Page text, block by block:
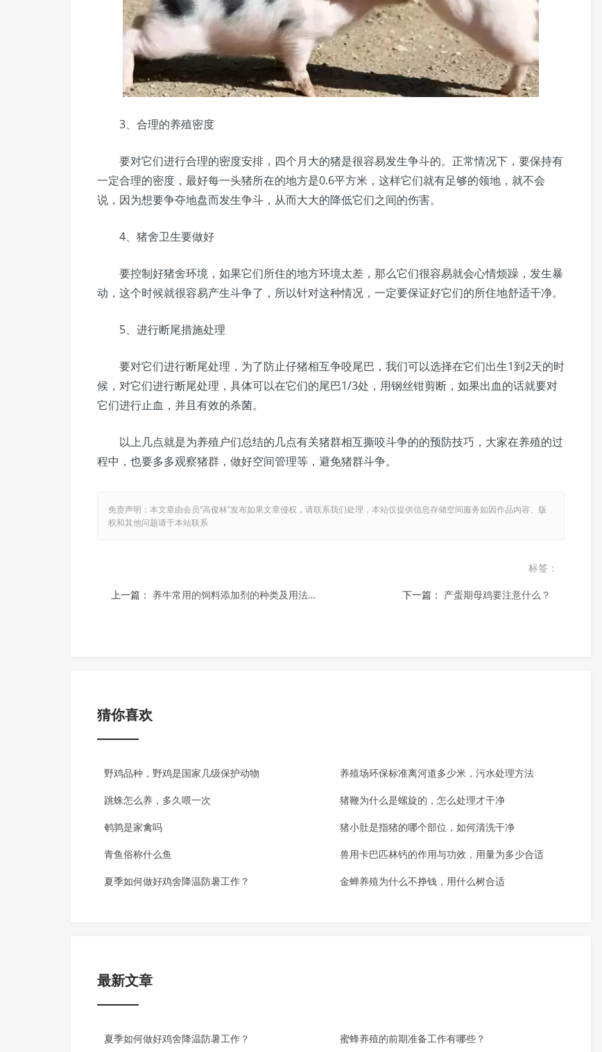
3、合理的养殖密度
要对它们进行合理的密度安排，四个月大的猪是很容易发生争斗的。正常情况下，要保持有
一定合理的密度，最好每一头猪所在的地方是0.6平方米，这样它们就有足够的领地，就不会
说，因为想要争夺地盘而发生争斗，从而大大的降低它们之间的伤害。
4、猪舍卫生要做好
要控制好猪舍环境，如果它们所住的地方环境太差，那么它们很容易就会心情烦躁，发生暴
动，这个时候就很容易产生斗争了，所以针对这种情况，一定要保证好它们的所住地舒适干净。
5、进行断尾措施处理
要对它们进行断尾处理，为了防止仔猪相互争咬尾巴，我们可以选择在它们出生1到2天的时
候，对它们进行断尾处理，具体可以在它们的尾巴1/3处，用钢丝钳剪断，如果出血的话就要对
它们进行止血，并且有效的杀菌。
以上几点就是为养殖户们总结的几点有关猪群相互撕咬斗争的的预防技巧，大家在养殖的过
程中，也要多多观察猪群，做好空间管理等，避免猪群斗争。
免责声明：本文章由会员“高俊林”发布如果文章侵权，请联系我们处理，本站仅提供信息存储空间服务如因作品内容、版
权和其他问题请于本站联系
标签：
上一篇： 养牛常用的饲料添加剂的种类及用法介绍！ 下一篇： 产蛋期母鸡要注意什么？
猜你喜欢
野鸡品种，野鸡是国家几级保护动物 养殖场环保标准离河道多少米，污水处理方法
跳蛛怎么养，多久喂一次 猪鞭为什么是螺旋的，怎么处理才干净
鹌鹑是家禽吗 猪小肚是指猪的哪个部位，如何清洗干净
青鱼俗称什么鱼 兽用卡巴匹林钙的作用与功效，用量为多少合适
夏季如何做好鸡舍降温防暑工作？ 金蝉养殖为什么不挣钱，用什么树合适
最新文章
夏季如何做好鸡舍降温防暑工作？ 蜜蜂养殖的前期准备工作有哪些？